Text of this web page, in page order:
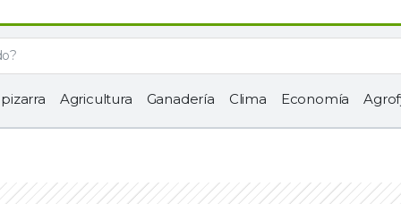
Agricultura Ganadería Clima Economía